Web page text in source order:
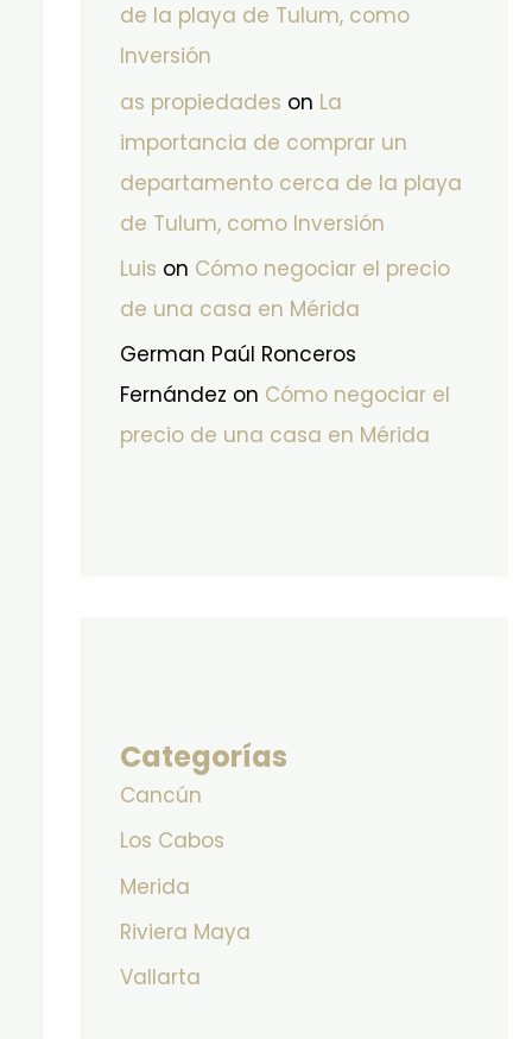
de la playa de Tulum, como
Inversión
as propiedades on La
importancia de comprar un
departamento cerca de la playa
de Tulum, como Inversión
Luis on Cómo negociar el precio
de una casa en Mérida
German Paúl Ronceros
Fernández on Cómo negociar el
precio de una casa en Mérida
Categorías
Cancún
Los Cabos
Merida
Riviera Maya
Vallarta